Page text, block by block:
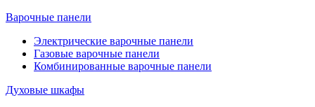
Варочные панели
Электрические варочные панели
Газовые варочные панели
Комбинированные варочные панели
Духовые шкафы